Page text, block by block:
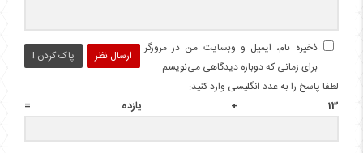
ارسال نظر پاک کردن !
ذخیره نام، ایمیل و وبسایت من در مرورگر
برای زمانی که دوباره دیدگاهی می‌نویسم.
لطفا پاسخ را به عدد انگلیسی وارد کنید:
13 + یازده =